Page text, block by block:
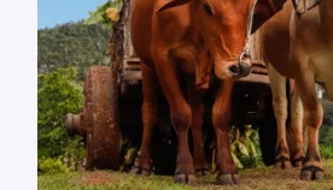
c
h
f
o
r
: